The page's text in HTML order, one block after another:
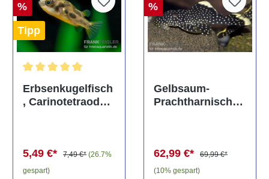
%
Tipp
Erbsenkugelfisch
, Carinotetraodon
5,49 €* 7,49 €* (26.7%
gespart)
%
Gelbsaum-
Prachtharnischw
62,99 €*
69,99 €*
(10% gespart)